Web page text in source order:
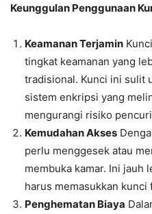
Keunggulan Penggunaan
Keamanan Terjamin
tingkat keamanan yang
tradisional. Kunci ini sulit
sistem enkripsi yang
mengurangi risiko
Kemudahan Akses
perlu menggesek atau
membuka kamar. Ini jauh
harus memasukkan
Penghematan Biaya